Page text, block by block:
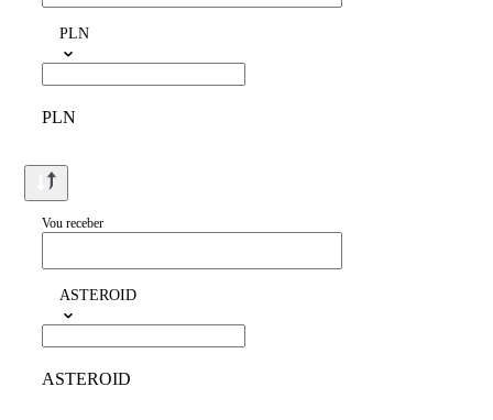
PLN
PLN
Vou receber
ASTEROID
ASTEROID